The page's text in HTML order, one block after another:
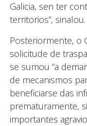
Galicia, sen ter
territorios”, sinalou.
Posteriormente, o
solicitude de
se sumou “a
de mecanismos
beneficiarse das
prematuramente,
importantes